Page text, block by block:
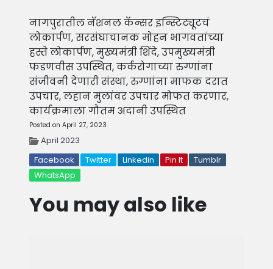
नागपुरातील नॅशनल कॅन्सर इन्स्टिट्यूटचं
लोकार्पण, सरसंघाचानक मोहन भागवतांच्या
हस्ते लोकार्पण, मुख्यमंत्री शिंदे, उपमुख्यमंत्री
फडणवीस उपस्थित, कर्करोगाच्या रुग्णांना
संजीवनी देणारी संस्था, रुग्णांना माफक दरात
उपचार, लहान मुलांवर उपचार मोफत करणार,
कार्यक्रमाला गौतम अदानी उपस्थित
Posted on April 27, 2023
April 2023
Facebook
Twitter Linkedin Pin It
Tumblr
WhatsApp
You may also like